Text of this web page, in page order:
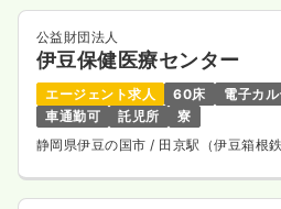
公益財団法人
伊豆保健医療センター
エージェント求人 60床
電子カ
車通勤可
託児所
寮
静岡県伊豆の国市/ 田京駅（伊豆箱根